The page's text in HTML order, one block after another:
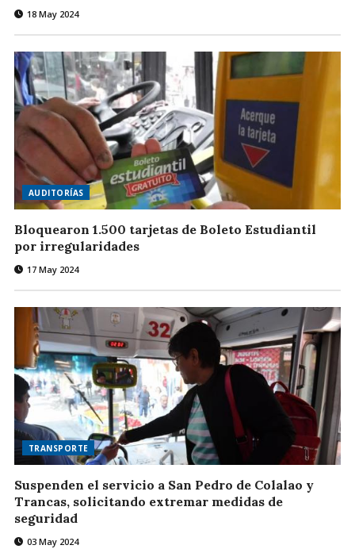
18 May 2024
AUDITORÍAS
Bloquearon 1.500 tarjetas de Boleto Estudiantil
por irregularidades
17 May 2024
TRANSPORTE
Suspenden el servicio a San Pedro de Colalao y
Trancas, solicitando extremar medidas de
seguridad
03 May 2024